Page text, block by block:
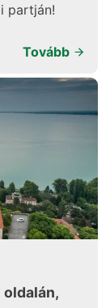
partján!
Tovább
oldalán,